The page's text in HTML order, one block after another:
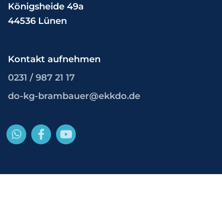
Königsheide 49a
44536 Lünen
Kontakt aufnehmen
0231 / 987 21 17
do-kg-brambauer@ekkdo.de